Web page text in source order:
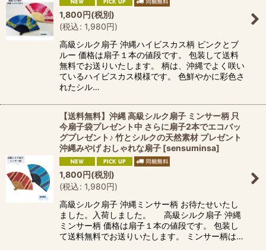
1,800円(税別)
(税込: 1,980円)
高級シルク扇子 沖縄ハイビスカス柄 ピンクとブ
ルー 価格は扇子１本の値段です。 包装して送料
無料でお送りいたします。 柄は、沖縄でよく咲い
ているハイビスカス模様です。 色鮮やかに彩色さ
れたシル…
【送料無料】沖縄 高級シルク扇子 ミンサー柄 只
今扇子袋プレゼント中 さらに扇子2本でエコバッ
グプレゼント♪ 竹とシルクの天然素材 プレゼント
沖縄みやげ おしゃれな扇子 [sensuminsa]
1,800円(税別)
(税込: 1,980円)
高級シルク扇子 沖縄ミンサー柄 お待たせいたし
ました。入荷しました。 高級シルク扇子 沖縄
ミンサー柄 価格は扇子１本の値段です。 包装し
て送料無料でお送りいたします。 ミンサー柄は…